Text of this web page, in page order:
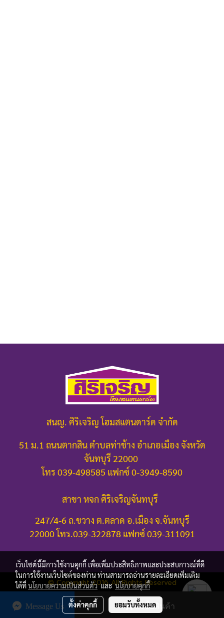
สั่งซื้อสินค้า
Message Us
สนญ. ศิริเจริญ โฮมสแตนดาร์ด จำกัด
51 ม.1 ถนนตากสิน ตำบลท่าช้าง อำเภอเมือง จังหวัด
จันทบุรี 22000
โทร 039-498585 แฟกซ์ 0-3949-8590
สาขา หจก ศิริเจริญจันทบุรี
247/4-6 ถ.ขวาง ต.ตลาด อ.เมือง จ.จันทบุรี
22000โทร.039-322878 แฟกซ์ 039-311091
© Copyright 2016 All Rights Reserved
ผู้เข้าชมวันนี้ 243
เว็บไซต์นี้มีการใช้งานคุกกี้ เพื่อเพิ่มประสิทธิภาพและประสบการณ์ที่ดี
ในการใช้งานเว็บไซต์ของท่าน ท่านสามารถอ่านรายละเอียดเพิ่มเติม
ได้ที่นโยบายความเป็นส่วนตัวและนโยบายคุกกี้
ตั้งค่าคุกกี้ ยอมรับทั้งหมด